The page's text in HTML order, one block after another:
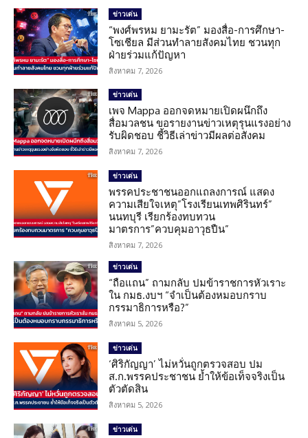
ข่าวเด่น
“พงศ์พรหม ยามะรัต” มองสื่อ-การศึกษา-
โซเชียล มีส่วนทำลายสังคมไทย ชวนทุก
ฝ่ายร่วมแก้ปัญหา
สิงหาคม 7, 2026
ข่าวเด่น
เพจ Mappa ออกจดหมายเปิดผนึกถึง
สื่อมวลชน ขอรายงานข่าวเหตุรุนแรงอย่าง
รับผิดชอบ ชี้วิธีเล่าข่าวมีผลต่อสังคม
สิงหาคม 7, 2026
ข่าวเด่น
พรรคประชาชนออกแถลงการณ์ แสดง
ความเสียใจเหตุ”โรงเรียนเทพศิรินทร์”
นนทบุรี เรียกร้องทบทวน
มาตรการ”ควบคุมอาวุธปืน”
สิงหาคม 7, 2026
ข่าวเด่น
“ถือแถน” ถามกลับ ปมข้าราชการหัวเราะ
ใน กมธ.งบฯ “จำเป็นต้องหมอบกราบ
กรรมาธิการหรือ?”
สิงหาคม 5, 2026
ข่าวเด่น
‘ศิริกัญญา’ ไม่หวั่นถูกตรวจสอบ ปม
ส.ก.พรรคประชาชน ย้ำให้ข้อเท็จจริงเป็น
ตัวตัดสิน
สิงหาคม 5, 2026
ข่าวเด่น